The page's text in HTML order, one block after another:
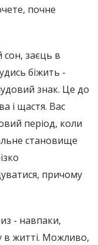
почне
сон, заєць в
біжить -
знак. Це до
і щастя. Вас
період, коли
становище
причому
- навпаки,
в житті. Можливо,